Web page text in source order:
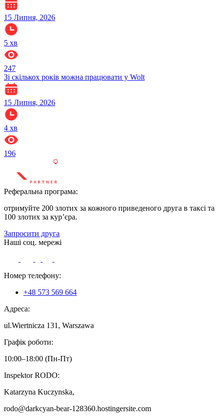
15 Липня, 2026
5 хв
247
Зі скількох років можна працювати у Wolt
15 Липня, 2026
4 хв
196
Реферальна програма:
отримуйте 200 злотих за кожного приведеного друга в таксі та
100 злотих за кур’єра.
Запросити друга
Наші соц. мережі
Номер телефону:
+48 573 569 664
Адреса:
ul.Wiertnicza 131, Warszawa
Графік роботи:
‌10:00–18:00 (‌Пн-Пт)
Inspektor RODO:
Katarzyna Kuczynska,
rodo@darkcyan-bear-128360.hostingersite.com